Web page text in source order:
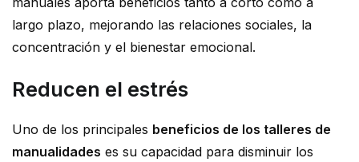
largo plazo, mejorando las relaciones sociales, la
concentración y el bienestar emocional.
Reducen el estrés
Uno de los principales beneficios de los talleres de
manualidades es su capacidad para disminuir los